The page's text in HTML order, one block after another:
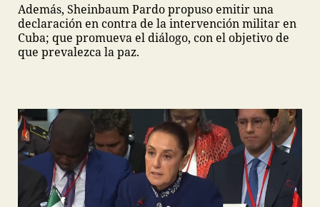
Además, Sheinbaum Pardo propuso emitir una
declaración en contra de la intervención militar en
Cuba; que promueva el diálogo, con el objetivo de
que prevalezca la paz.